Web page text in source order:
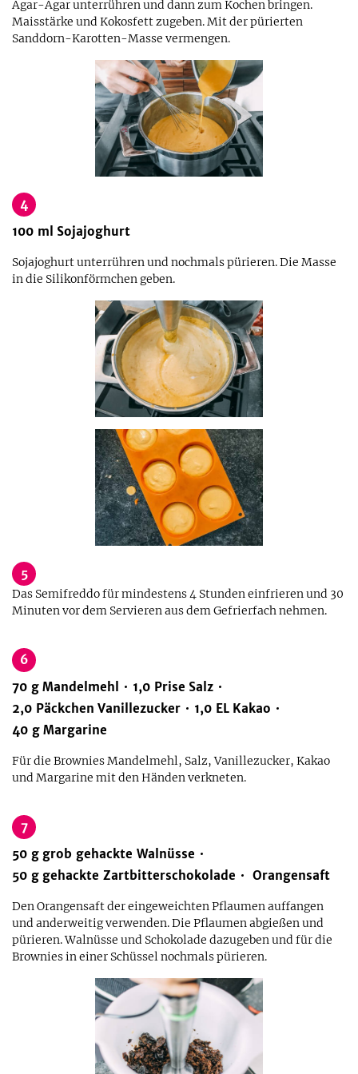
Agar-Agar unterrühren und dann zum Kochen bringen.
Maisstärke und Kokosfett zugeben. Mit der pürierten
Sanddorn-Karotten-Masse vermengen.
4
100 ml Sojajoghurt
Sojajoghurt unterrühren und nochmals pürieren. Die Masse
in die Silikonförmchen geben.
5
Das Semifreddo für mindestens 4 Stunden einfrieren und 30
Minuten vor dem Servieren aus dem Gefrierfach nehmen.
6
70 g Mandelmehl 1,0 Prise Salz
2,0 Päckchen Vanillezucker 1,0 EL Kakao
40 g Margarine
Für die Brownies Mandelmehl, Salz, Vanillezucker, Kakao
und Margarine mit den Händen verkneten.
7
50 g grob gehackte Walnüsse
50 g gehackte Zartbitterschokolade Orangensaft
Den Orangensaft der eingeweichten Pflaumen auffangen
und anderweitig verwenden. Die Pflaumen abgießen und
pürieren. Walnüsse und Schokolade dazugeben und für die
Brownies in einer Schüssel nochmals pürieren.